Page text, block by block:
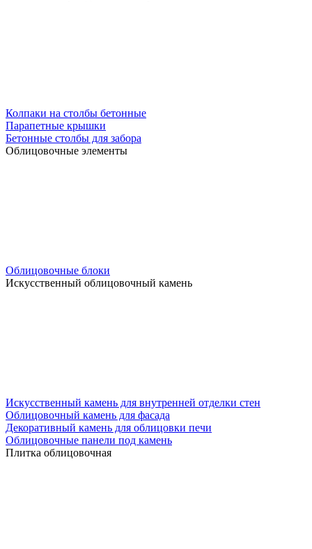
Колпаки на столбы бетонные
Парапетные крышки
Бетонные столбы для забора
Облицовочные элементы
Облицовочные блоки
Искусственный облицовочный камень
Искусственный камень для внутренней отделки стен
Облицовочный камень для фасада
Декоративный камень для облицовки печи
Облицовочные панели под камень
Плитка облицовочная